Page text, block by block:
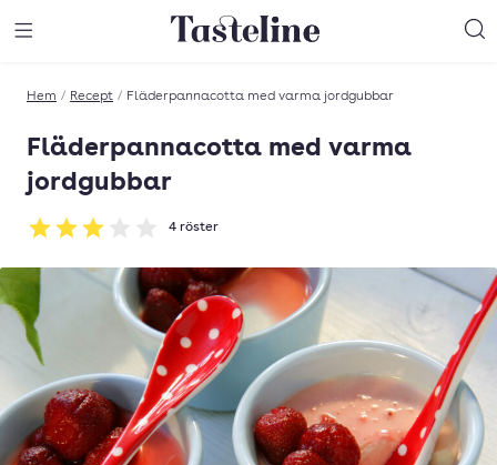
Till Tastelines startsida
Hem / Recept / Fläderpannacotta med varma jordgubbar
Fläderpannacotta med varma
jordgubbar
Betyg: 3 av 5
4 röster